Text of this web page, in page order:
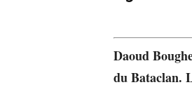
Daoud
du Bataclan.